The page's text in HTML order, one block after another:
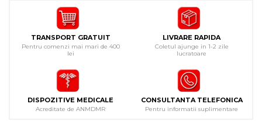
TRANSPORT GRATUIT
Pentru comenzi mai mari de 400
lei
LIVRARE RAPIDA
Coletul ajunge in 1-2 zile
lucratoare
DISPOZITIVE MEDICALE
Acreditate de ANMDMR
CONSULTANTA TELEFONICA
Pentru informatii suplimentare